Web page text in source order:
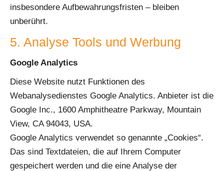
insbesondere Aufbewahrungsfristen – bleiben
unberührt.
5. Analyse Tools und Werbung
Google Analytics
Diese Website nutzt Funktionen des
Webanalysedienstes Google Analytics. Anbieter ist die
Google Inc., 1600 Amphitheatre Parkway, Mountain
View, CA 94043, USA.
Google Analytics verwendet so genannte „Cookies“.
Das sind Textdateien, die auf Ihrem Computer
gespeichert werden und die eine Analyse der